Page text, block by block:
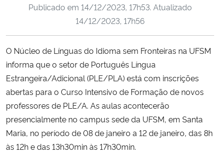
Ministério do Desenvolvimento Regional
Controladoria-Geral da União
Ministério da Mulher, da Família e dos Direitos Humanos
Secretaria-Geral
Publicado em 14/12/2023, 17h53. Atualizado
14/12/2023, 17h56
O Núcleo de Línguas do Idioma sem Fronteiras na UFSM
informa que o setor de Português Língua
Estrangeira/Adicional (PLE/PLA) está com inscrições
abertas para o Curso Intensivo de Formação de novos
professores de PLE/A. As aulas acontecerão
presencialmente no campus sede da UFSM, em Santa
Maria, no período de 08 de janeiro a 12 de janeiro, das 8h
às 12h e das 13h30min às 17h30min.